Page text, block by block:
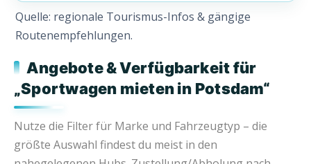
Quelle: regionale Tourismus-Infos & gängige
Routenempfehlungen.
Angebote & Verfügbarkeit für
„Sportwagen mieten in Potsdam“
Nutze die Filter für Marke und Fahrzeugtyp – die
größte Auswahl findest du meist in den